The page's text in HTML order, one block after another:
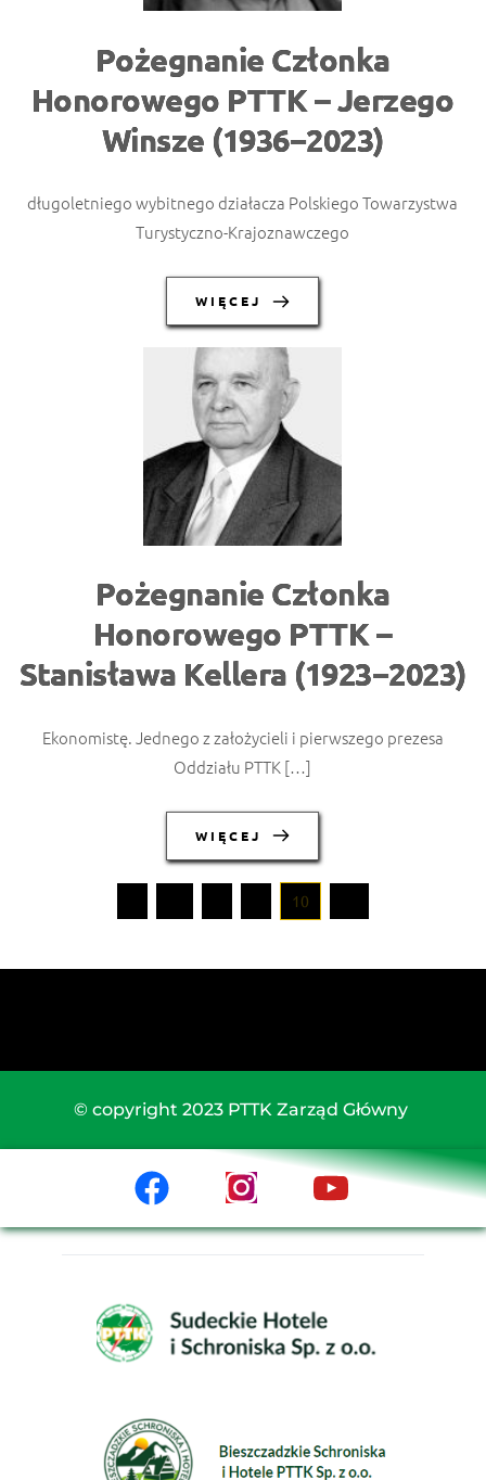
Pożegnanie Członka
Honorowego PTTK – Jerzego
Winsze (1936−2023)
długoletniego wybitnego działacza Polskiego Towarzystwa
Turystyczno-Krajoznawczego
WIĘCEJ
Pożegnanie Członka
Honorowego PTTK –
Stanisława Kellera (1923−2023)
Ekonomistę. Jednego z założycieli i pierwszego prezesa
Oddziału PTTK […]
WIĘCEJ
10
© copyright 2023 PTTK Zarząd Główny